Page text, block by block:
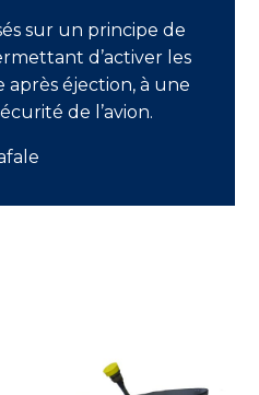
sur un principe de
d’activer les
après éjection, à une
de l’avion.